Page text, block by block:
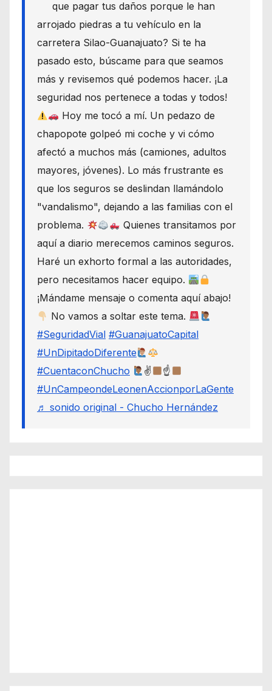
que pagar tus daños porque le han
arrojado piedras a tu vehículo en la
carretera Silao-Guanajuato? Si te ha
pasado esto, búscame para que seamos
más y revisemos qué podemos hacer. ¡La
seguridad nos pertenece a todas y todos!
Hoy me tocó a mí. Un pedazo de
chapopote golpeó mi coche y vi cómo
afectó a muchos más (camiones, adultos
mayores, jóvenes). Lo más frustrante es
que los seguros se deslindan llamándolo
"vandalismo", dejando a las familias con el
problema.
Quienes transitamos por
aquí a diario merecemos caminos seguros.
Haré un exhorto formal a las autoridades,
pero necesitamos hacer equipo.
¡Mándame mensaje o comenta aquí abajo!
No vamos a soltar este tema.
#SeguridadVial #GuanajuatoCapital
#UnDipitadoDiferente
#CuentaconChucho
✌
☝
#UnCampeondeLeonenAccionporLaGente
♬ sonido original - Chucho Hernández